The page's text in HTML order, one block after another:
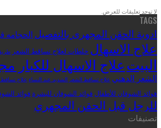
لا توجد تعليقات للعرض.
TAGS
ادوية الحقن المجهرى بالتفصيل الحجامه
علاج الاسهال خلطات لعلاج تساقط الشعر
البيت علاج الاسهال للكبار
الشعر الدهني علاج تساقط الشعر الشديد عند النساء علاج تساقط
فوائد الشوفان للأطفال فوائد الشوفان للبشرة فوائد
للرجل قبل الحقن المجهري
تصنيفات